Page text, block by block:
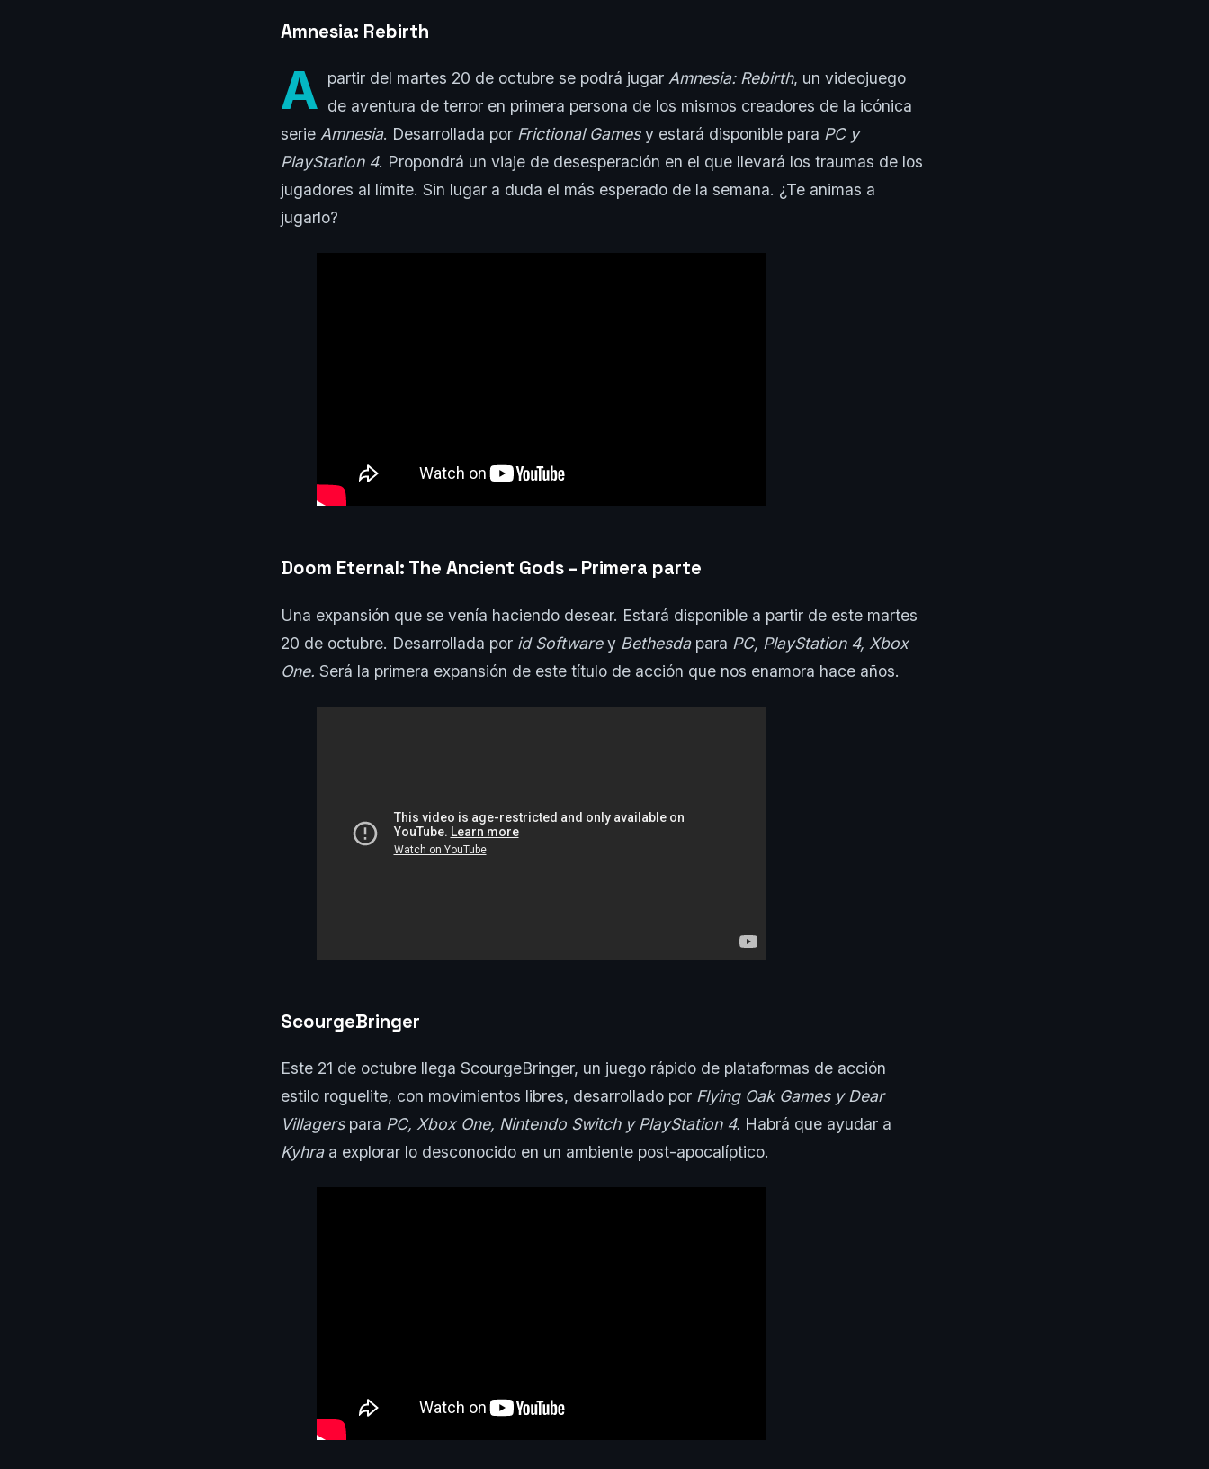
Amnesia: Rebirth
A partir del martes 20 de octubre se podrá jugar Amnesia: Rebirth, un videojuego
de aventura de terror en primera persona de los mismos creadores de la icónica
serie Amnesia. Desarrollada por Frictional Gamesy estará disponible para PC y
PlayStation 4. Propondrá un viaje de desesperación en el que llevará los traumas de los
jugadores al límite. Sin lugar a duda el más esperado de la semana. ¿Te animas a
jugarlo?
Doom Eternal: The Ancient Gods – Primera parte
Una expansión que se venía haciendo desear. Estará disponible a partir de este martes
20 de octubre. Desarrollada por id Softwarey Bethesdapara PC, PlayStation 4, Xbox
One. Será la primera expansión de este título de acción que nos enamora hace años.
ScourgeBringer
Este 21 de octubre llega ScourgeBringer, un juego rápido de plataformas de acción
estilo roguelite, con movimientos libres, desarrollado por Flying Oak Games y Dear
Villagerspara PC, Xbox One, Nintendo Switch y PlayStation 4. Habrá que ayudar a
Kyhra a explorar lo desconocido en un ambiente post-apocalíptico.